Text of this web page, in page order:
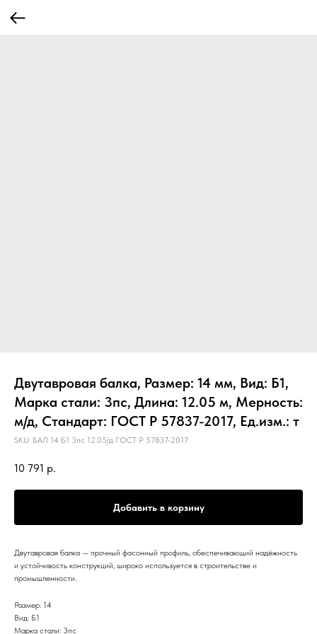
Двутавровая балка, Размер: 14 мм, Вид: Б1,
Марка стали: 3пс, Длина: 12.05 м, Мерность:
м/д, Стандарт: ГОСТ Р 57837-2017, Ед.изм.: т
SKU: БАЛ 14 Б1 3пс 12.05/д ГОСТ Р 57837-2017
10 791 р.
Добавить в корзину
Двутавровая балка — прочный фасонный профиль, обеспечивающий надёжность
и устойчивость конструкций, широко используется в строительстве и
промышленности.
Размер: 14
Вид: Б1
Марка стали: 3пс